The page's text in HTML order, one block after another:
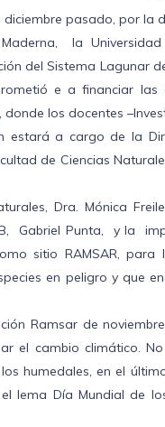
pasado, por la
la
del Sistema Lagunar
e a financiar
los docentes
estará a cargo de la
de Ciencias
Dra. Mónica
Gabriel Punta, y la
sitio RAMSAR,
en peligro y que
Ramsar de
el cambio climático.
humedales, en el
lema Día Mundial de